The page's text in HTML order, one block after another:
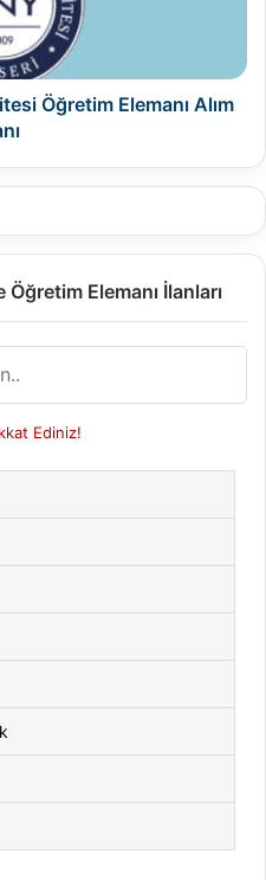
Öğretim Elemanı Alım
Elemanı İlanları
Ediniz!